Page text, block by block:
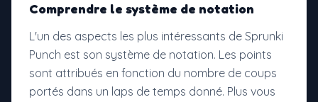
Comprendre le système de notation
L'un des aspects les plus intéressants de Sprunki
Punch est son système de notation. Les points
sont attribués en fonction du nombre de coups
portés dans un laps de temps donné. Plus vous